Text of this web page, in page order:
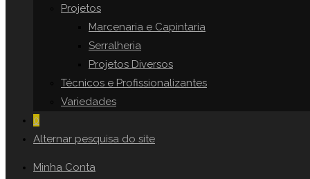
Projetos
Marcenaria e Capintaria
Serralheria
Projetos Diversos
Técnicos e Profissionalizantes
Variedades
0
Alternar pesquisa do site
Minha Conta